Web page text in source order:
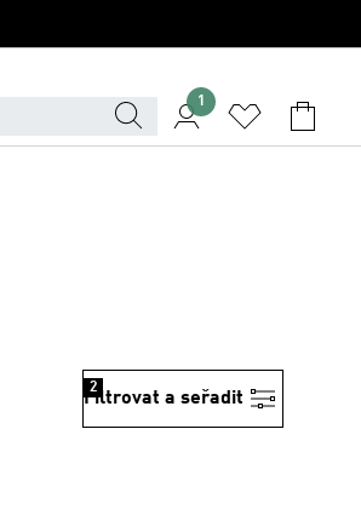
1
Filtrovat a seřadit
2